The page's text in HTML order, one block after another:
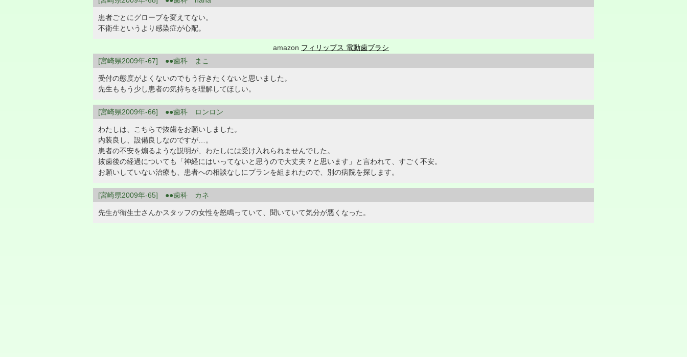
患者ごとにグローブを変えてない。
不衛生というより感染症が心配。
amazon フィリップス 電動歯ブラシ
[宮崎県2009年-67] ●●歯科 まこ
受付の態度がよくないのでもう行きたくないと思いました。
先生ももう少し患者の気持ちを理解してほしい。
[宮崎県2009年-66] ●●歯科 ロンロン
わたしは、こちらで抜歯をお願いしました。
内装良し、設備良しなのですが…。
患者の不安を煽るような説明が、わたしには受け入れられませんでした。
抜歯後の経過についても「神経にはいってないと思うので大丈夫？と思います」と言われて、すごく不安。
お願いしていない治療も、患者への相談なしにプランを組まれたので、別の病院を探します。
[宮崎県2009年-65] ●●歯科 カネ
先生が衛生士さんかスタッフの女性を怒鳴っていて、聞いていて気分が悪くなった。